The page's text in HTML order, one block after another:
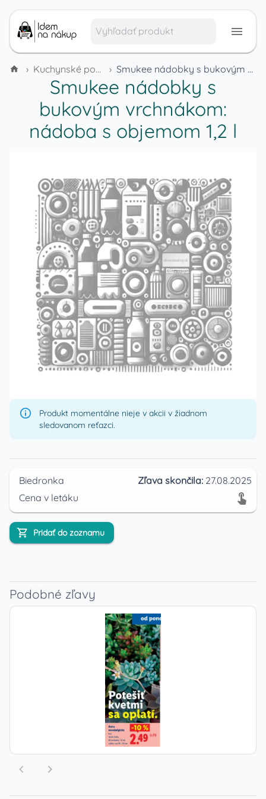
› Kuchynské pomôcky a vybavenie › Smukee nádobky s bukovým vrchnákom: nádoba s objemom 1,2 l
Smukee nádobky s
bukovým vrchnákom:
nádoba s objemom 1,2 l
Produkt momentálne nieje v akcii v žiadnom
sledovanom reťazci.
Biedronka Zľava skončila: 27.08.2025
Cena v letáku
Pridať do zoznamu
Podobné zľavy